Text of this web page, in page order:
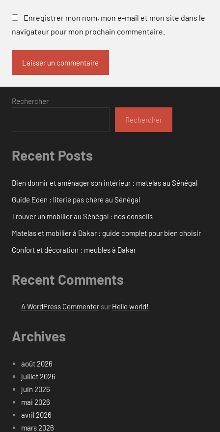
Enregistrer mon nom, mon e-mail et mon site dans le
navigateur pour mon prochain commentaire.
Rechercher
Rechercher
Recent Posts
Bien dormir et aménager son intérieur : matelas au Sénégal
Guide Eden : literie pas chère au Sénégal
Trouver un mobilier au Sénégal : nos conseils
Matelas et mobilier à Dakar : guide complet pour bien choisir
Confort et décoration : meubles à Dakar
Recent Comments
A WordPress Commentersur Hello world!
Archives
août 2026
juillet 2026
juin 2026
mai 2026
avril 2026
mars 2026